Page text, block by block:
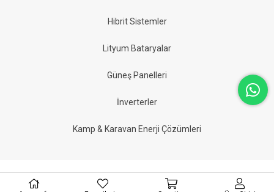
Hibrit Sistemler
Lityum Bataryalar
Güneş Panelleri
İnverterler
Kamp & Karavan Enerji Çözümleri